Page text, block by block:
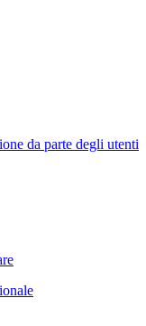
da parte degli utenti